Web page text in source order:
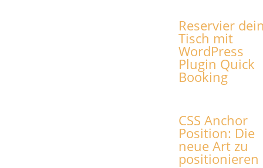
Reservier
Tisch mit
WordPress
Plugin Quick
Booking
CSS Anchor
Position: Die
neue Art zu
positionieren